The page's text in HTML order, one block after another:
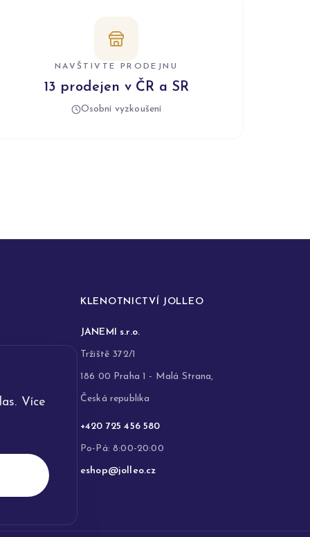
Více
NAVŠTIVTE PRODEJNU
13 prodejen v ČR a SR
Osobní vyzkoušení
KLENOTNICTVÍ JOLLEO
JANEMI s.r.o.
Tržiště 372/1
186 00 Praha 1 - Malá Strana,
Česká republika
+420 725 456 580
Po-Pá: 8:00-20:00
eshop@jolleo.cz